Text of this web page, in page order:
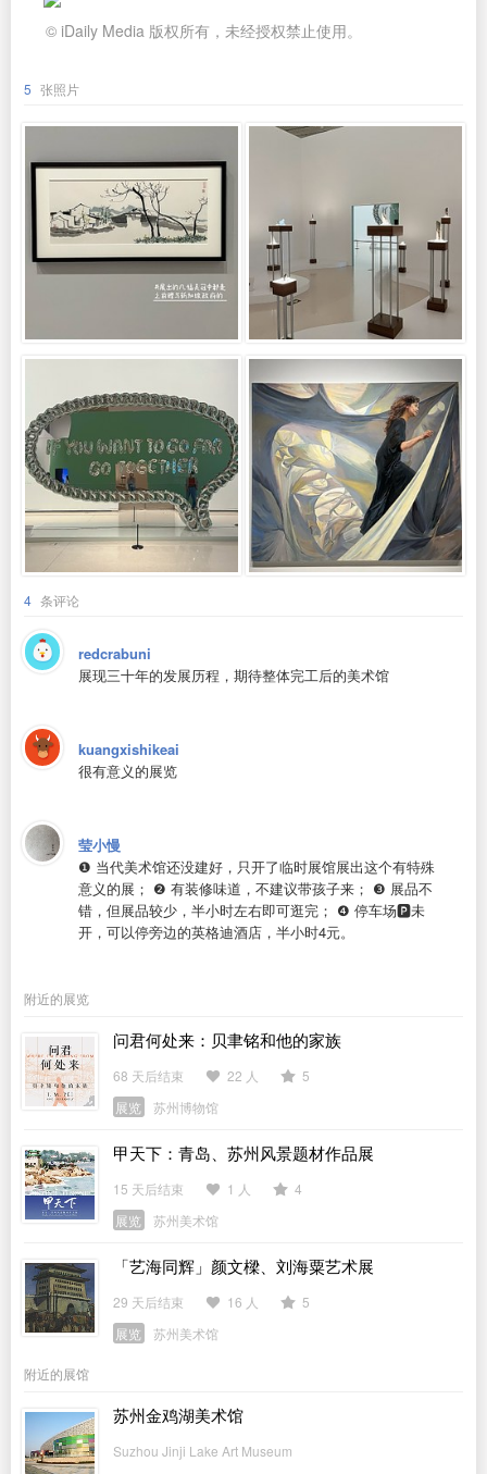
© iDaily Media 版权所有，未经授权禁止使用。
5 张照片
4 条评论
redcrabuni
展现三十年的发展历程，期待整体完工后的美术馆
kuangxishikeai
很有意义的展览
莹小慢
❶ 当代美术馆还没建好，只开了临时展馆展出这个有特殊
意义的展； ❷ 有装修味道，不建议带孩子来； ❸ 展品不
错，但展品较少，半小时左右即可逛完； ❹ 停车场🅿️未
开，可以停旁边的英格迪酒店，半小时4元。
附近的展览
问君何处来：贝聿铭和他的家族
68 天后结束 22 人
5
展览
苏州博物馆
甲天下：青岛、苏州风景题材作品展
15 天后结束 1 人
4
展览
苏州美术馆
「艺海同辉」颜文樑、刘海粟艺术展
29 天后结束 16 人
5
展览
苏州美术馆
附近的展馆
苏州金鸡湖美术馆
Suzhou Jinji Lake Art Museum